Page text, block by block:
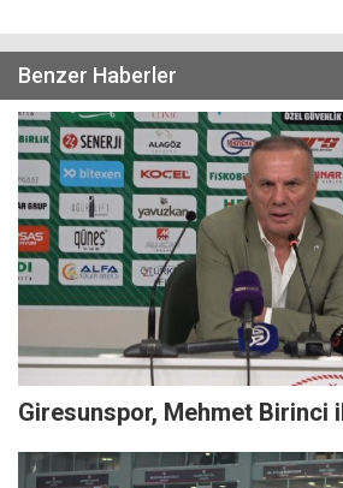
Benzer Haberler
Giresunspor, Mehmet Birinci